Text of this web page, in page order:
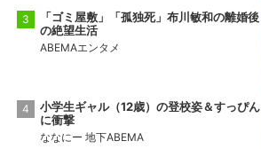
「ゴミ屋敷」「孤独死」布川敏和の離婚後
の絶望生活
ABEMAエンタメ
小学生ギャル（12歳）の登校姿＆すっぴん
に衝撃
ななにー 地下ABEMA